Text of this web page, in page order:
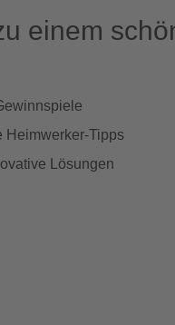
einem
Heimwerker-Tipps
Lösungen